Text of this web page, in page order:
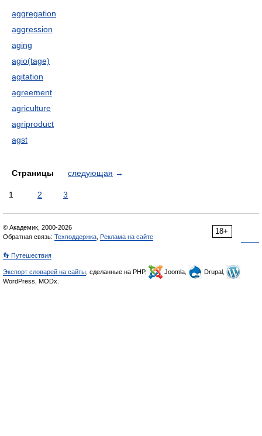
aggregation
aggression
aging
agio(tage)
agitation
agreement
agriculture
agriproduct
agst
Страницы следующая →
1 2 3
18+
© Академик, 2000-2026
Обратная связь: Техподдержка Реклама на сайте
👣 Путешествия
Экспорт словарей на сайты , сделанные на PHP, Joomla,
Drupal,
WordPress, MODx.